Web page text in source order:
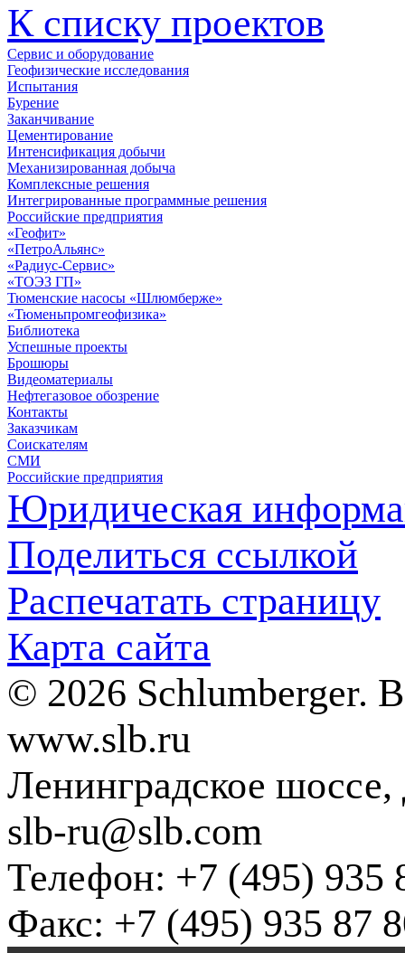
К списку проектов
Сервис и оборудование
Геофизические исследования
Испытания
Бурение
Заканчивание
Цементирование
Интенсификация добычи
Механизированная добыча
Комплексные решения
Интегрированные программные решения
Российские предприятия
«Геофит»
«ПетроАльянс»
«Радиус-Сервис»
«ТОЭЗ ГП»
Тюменские насосы «Шлюмберже»
«Тюменьпромгеофизика»
Библиотека
Успешные проекты
Брошюры
Видеоматериалы
Нефтегазовое обозрение
Контакты
Заказчикам
Соискателям
СМИ
Российские предприятия
Юридическая
Поделиться ссылкой
Распечатать страницу
Карта сайта
© 2026 Schlumberger.
www.slb.ru
Ленинградское
slb-ru@slb.com
Телефон: +7 (495) 935
Факс: +7 (495) 935 87